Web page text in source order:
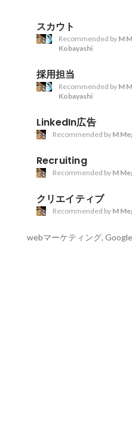
スカウト
Recommended by M
Kobayashi
採用担当
Recommended by M
Kobayashi
LinkedIn広告
Recommended by M
Recruiting
Recommended by M
クリエイティブ
Recommended by M